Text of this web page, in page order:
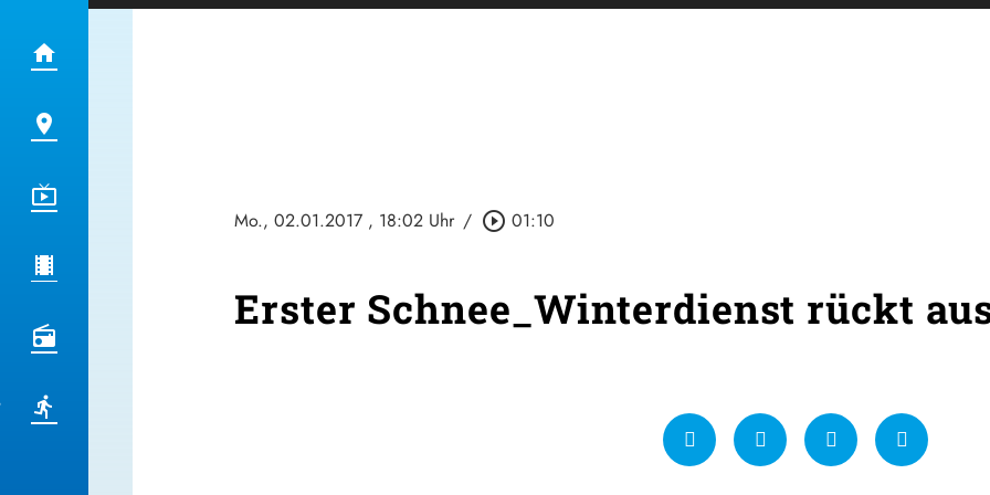
Mo., 02.01.2017 , 18:02 Uhr / play_circle_outline 01:10
Erster Schnee_Winterdienst rückt